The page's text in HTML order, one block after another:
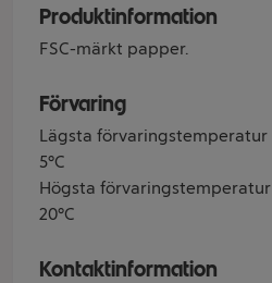
Produktinformation
FSC-märkt papper.
Förvaring
Lägsta förvaringstemperatur
5°C
Högsta förvaringstemperatur
20°C
Kontaktinformation